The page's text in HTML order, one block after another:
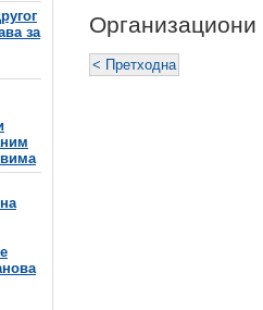
за
< Претходна